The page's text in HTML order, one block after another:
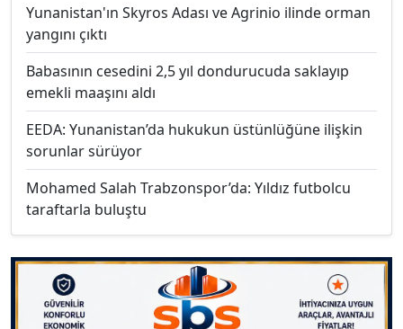
Yunanistan'ın Skyros Adası ve Agrinio ilinde orman
yangını çıktı
Babasının cesedini 2,5 yıl dondurucuda saklayıp
emekli maaşını aldı
EEDA: Yunanistan’da hukukun üstünlüğüne ilişkin
sorunlar sürüyor
Mohamed Salah Trabzonspor’da: Yıldız futbolcu
taraftarla buluştu